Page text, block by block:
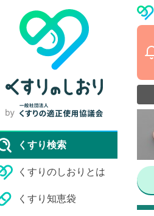
くすり検索
くすりのしおりとは
くすり知恵袋